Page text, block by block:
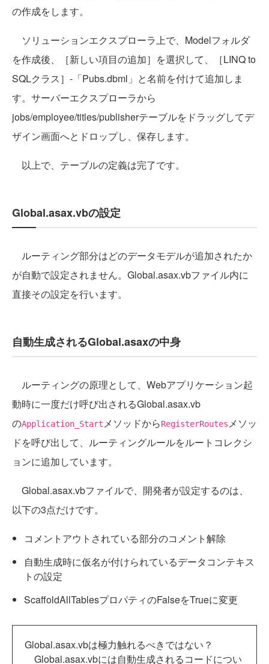
の作成をします。
ソリューションエクスプローラ上で、Modelフォルダ
を作成後、［新しい項目の追加］を選択して、［LINQ to
SQLクラス］-「Pubs.dbml」と名前を付けて追加しま
す。サーバーエクスプローラから
jobs/employee/titles/publisherテーブルをドラッグしてデ
ザイン画面へとドロップし、保存します。
以上で、テーブルの定義は完了です。
Global.asax.vbの設定
ルーティング部分はどのデータモデルが追加されたか
が自動で設定されません。Global.asax.vbファイル内に
直接その設定を行います。
自動生成されるGlobal.asaxの中身
ルーティングの原理として、Webアプリケーション起
動時に一度だけ呼び出されるGlobal.asax.vb
のApplication_StartメソッドからRegisterRoutesメソッ
ドを呼び出して、ルーティングルールをルートコレクシ
ョンに追加しています。
Global.asax.vbファイルで、開発者が設定するのは、
以下の3点だけです。
コメントアウトされている部分のコメント解除
自動生成時に仮名が付けられているデータコンテキス
トの設定
ScaffoldAllTablesプロパティのFalseをTrueに変更
Global.asax.vbは極力触れるべきではない？
Global.asax.vbには自動生成されるコードについ